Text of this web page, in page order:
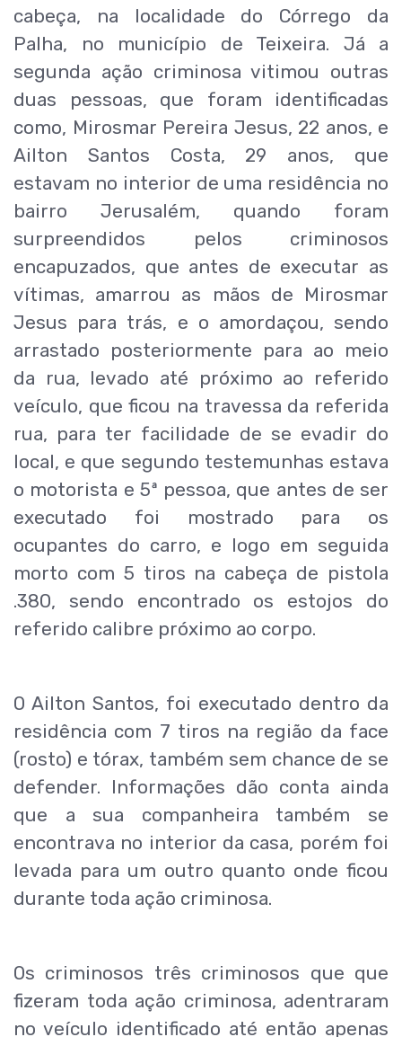
cabeça, na localidade do Córrego da
Palha, no município de Teixeira. Já a
segunda ação criminosa vitimou outras
duas pessoas, que foram identificadas
como, Mirosmar Pereira Jesus, 22 anos, e
Ailton Santos Costa, 29 anos, que
estavam no interior de uma residência no
bairro Jerusalém, quando foram
surpreendidos pelos criminosos
encapuzados, que antes de executar as
vítimas, amarrou as mãos de Mirosmar
Jesus para trás, e o amordaçou, sendo
arrastado posteriormente para ao meio
da rua, levado até próximo ao referido
veículo, que ficou na travessa da referida
rua, para ter facilidade de se evadir do
local, e que segundo testemunhas estava
o motorista e 5ª pessoa, que antes de ser
executado foi mostrado para os
ocupantes do carro, e logo em seguida
morto com 5 tiros na cabeça de pistola
.380, sendo encontrado os estojos do
referido calibre próximo ao corpo.
O Ailton Santos, foi executado dentro da
residência com 7 tiros na região da face
(rosto) e tórax, também sem chance de se
defender. Informações dão conta ainda
que a sua companheira também se
encontrava no interior da casa, porém foi
levada para um outro quanto onde ficou
durante toda ação criminosa.
Os criminosos três criminosos que que
fizeram toda ação criminosa, adentraram
no veículo identificado até então apenas